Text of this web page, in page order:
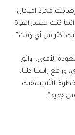
مجرد امتحان
كنت مصدر القوة
فيك أكثر من أي وقت”.
الأقوى.. واثق
ورافع راسنا كلنا،
يشفيك
جديد”.